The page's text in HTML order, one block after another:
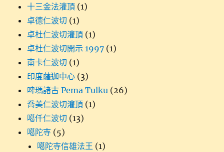
十三金法灌頂 (1)
卓德仁波切 (1)
卓杜仁波切灌頂 (1)
卓杜仁波切開示 1997 (1)
南卡仁波切 (1)
印度薩迦中心 (3)
啤瑪諸古 Pema Tulku (26)
喬美仁波切灌頂 (1)
噶仟仁波切 (13)
噶陀寺 (5)
噶陀寺信雄法王 (1)